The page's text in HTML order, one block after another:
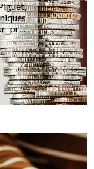
prix
et
de
un